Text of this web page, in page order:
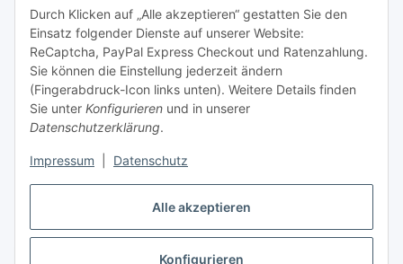
Alle akzeptieren
Konfigurieren
Durch Klicken auf „Alle akzeptieren“ gestatten Sie den
Einsatz folgender Dienste auf unserer Website:
ReCaptcha, PayPal Express Checkout und Ratenzahlung.
Sie können die Einstellung jederzeit ändern
(Fingerabdruck-Icon links unten). Weitere Details finden
Sie unter Konfigurieren und in unserer
Datenschutzerklärung.
Impressum Datenschutz
Zahlung & Versand